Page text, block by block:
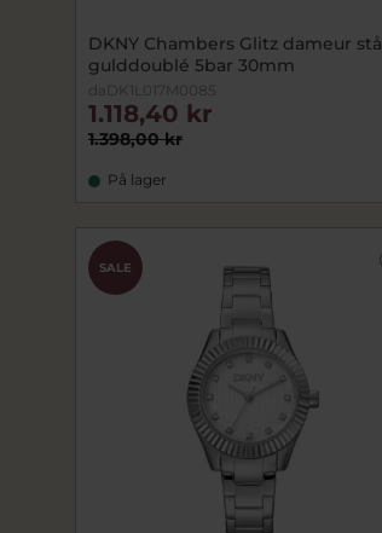
DKNY Chambers Glitz dameur stål
gulddoublé 5bar 30mm
daDK1L017M0085
1.398,00 kr
1.118,40 kr
På lager
SALE